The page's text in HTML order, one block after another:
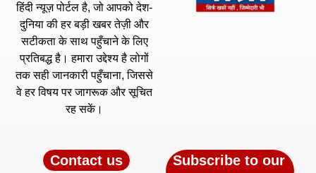
हिंदी न्यूज़ पोर्टल है, जो आपको देश-
दुनिया की हर बड़ी खबर तेज़ी और
सटीकता के साथ पहुँचाने के लिए
प्रतिबद्ध है। हमारा उद्देश्य है लोगों
तक सही जानकारी पहुँचाना, जिससे
वे हर विषय पर जागरूक और सूचित
रह सकें।
Contact us
Subscribe to our